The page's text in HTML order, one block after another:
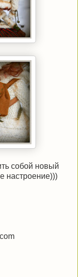
собой новый
настроение)))